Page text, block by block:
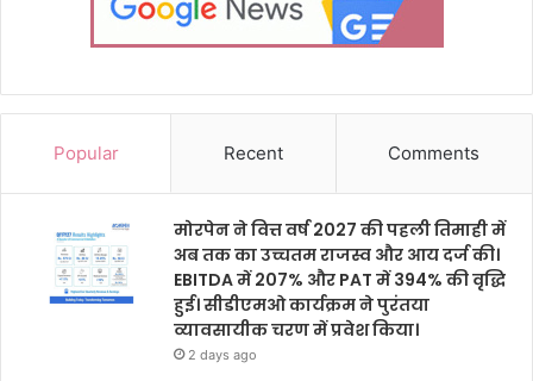
Popular Recent Comments
मोरपेन ने वित्त वर्ष 2027 की पहली तिमाही में
अब तक का उच्चतम राजस्व और आय दर्ज की।
EBITDA में 207% और PAT में 394% की वृद्धि
हुई। सीडीएमओ कार्यक्रम ने पुरंतया
व्यावसायीक चरण में प्रवेश किया।
2 days ago